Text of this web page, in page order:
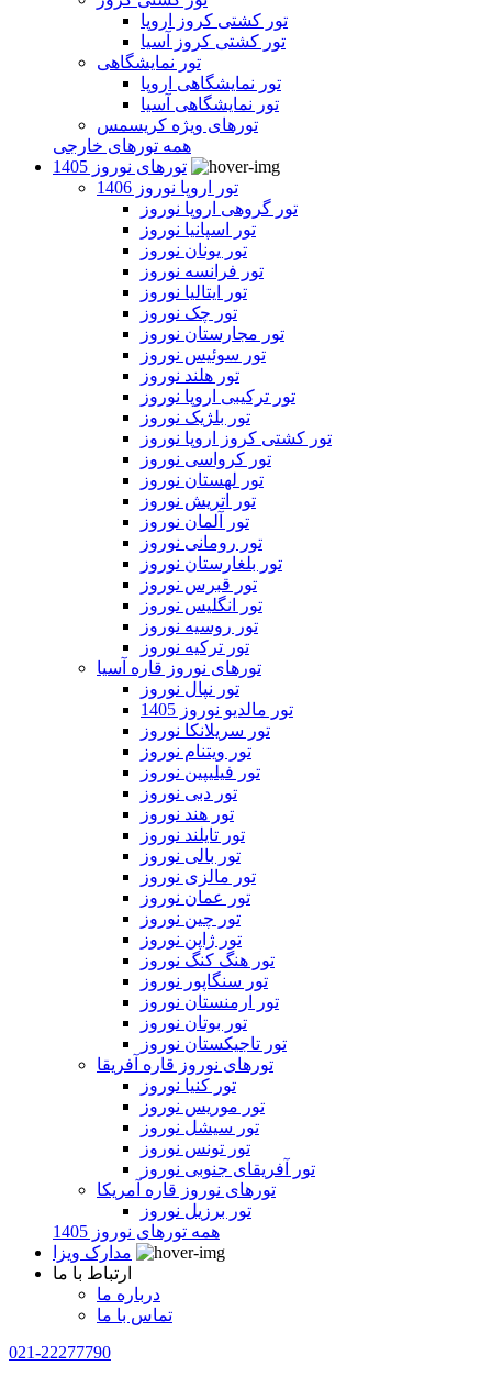
تور کشتی کروز اروپا
تور کشتی کروز آسیا
تور نمایشگاهی
تور نمایشگاهی اروپا
تور نمایشگاهی آسیا
تورهای ویژه کریسمس
همه تورهای خارجی
تورهای نوروز 1405
تور اروپا نوروز 1406
تور گروهی اروپا نوروز
تور اسپانیا نوروز
تور یونان نوروز
تور فرانسه نوروز
تور ایتالیا نوروز
تور چک نوروز
تور مجارستان نوروز
تور سوئیس نوروز
تور هلند نوروز
تور ترکیبی اروپا نوروز
تور بلژیک نوروز
تور کشتی کروز اروپا نوروز
تور کرواسی نوروز
تور لهستان نوروز
تور اتریش نوروز
تور آلمان نوروز
تور رومانی نوروز
تور بلغارستان نوروز
تور قبرس نوروز
تور انگلیس نوروز
تور روسیه نوروز
تور ترکیه نوروز
تورهای نوروز قاره آسیا
تور نپال نوروز
تور مالدیو نوروز 1405
تور سریلانکا نوروز
تور ویتنام نوروز
تور فیلیپین نوروز
تور دبی نوروز
تور هند نوروز
تور تایلند نوروز
تور بالی نوروز
تور مالزی نوروز
تور عمان نوروز
تور چین نوروز
تور ژاپن نوروز
تور هنگ کنگ نوروز
تور سنگاپور نوروز
تور ارمنستان نوروز
تور بوتان نوروز
تور تاجیکستان نوروز
تورهای نوروز قاره آفریقا
تور کنیا نوروز
تور موریس نوروز
تور سیشل نوروز
تور تونس نوروز
تور آفریقای جنوبی نوروز
تورهای نوروز قاره آمریکا
تور برزیل نوروز
همه تورهای نوروز 1405
مدارک ویزا
ارتباط با ما
درباره ما
تماس با ما
021-22277790